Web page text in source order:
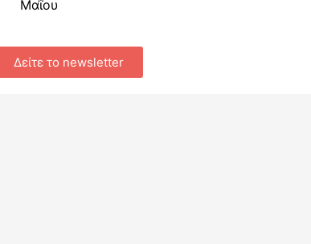
Μαΐου
Δείτε το newsletter